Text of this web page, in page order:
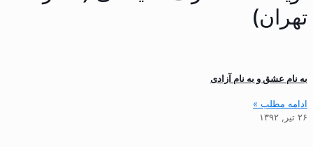
تهران)
به نام عشق و به نام آزادی
ادامه مطلب »
۲۶ تیر, ۱۳۹۲